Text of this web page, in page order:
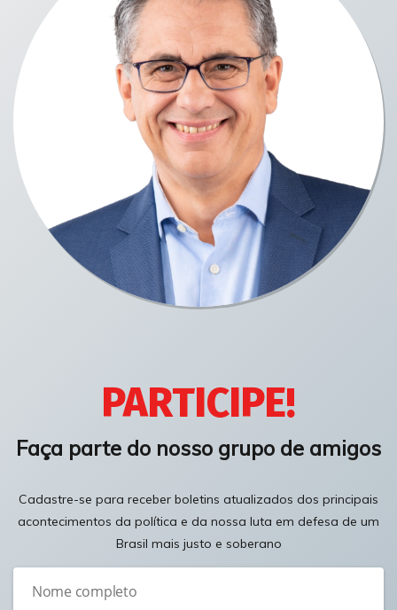
PARTICIPE!
Faça parte do nosso grupo de amigos
Cadastre-se para receber boletins atualizados dos principais
acontecimentos da política e da nossa luta em defesa de um
Brasil mais justo e soberano